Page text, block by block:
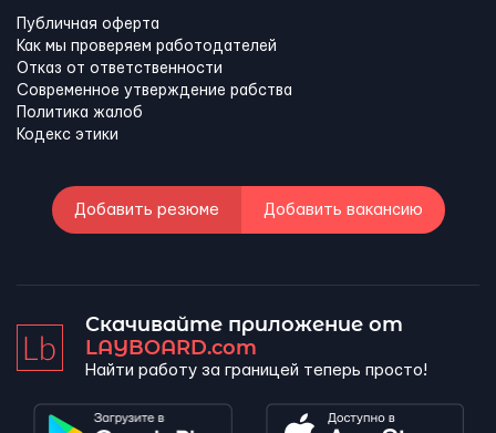
Публичная оферта
Как мы проверяем работодателей
Отказ от ответственности
Современное утверждение рабства
Политика жалоб
Кодекс этики
Добавить резюме Добавить вакансию
Скачивайте приложение от
LAYBOARD.com
Найти работу за границей теперь просто!